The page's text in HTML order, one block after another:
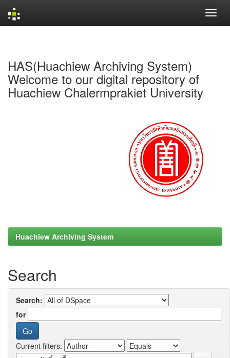
HAS(Huachiew Archiving System)
Welcome to our digital repository of
Huachiew Chalermprakiet University
Huachiew Archiving System
Search
Search:
for
Current filters: